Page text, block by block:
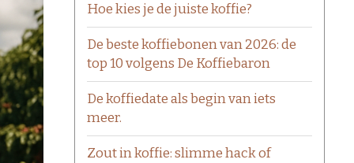
Hoe kies je de juiste koffie?
De beste koffiebonen van 2026: de
top 10 volgens De Koffiebaron
De koffiedate als begin van iets
meer.
Zout in koffie: slimme hack of